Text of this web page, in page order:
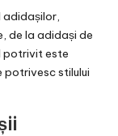
adidașilor,
de la adidași de
potrivit este
potrivesc stilului